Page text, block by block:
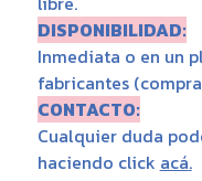
DISPONIBILIDAD:
Inmediata o en un
fabricantes
CONTACTO:
Cualquier duda
haciendo click acá.